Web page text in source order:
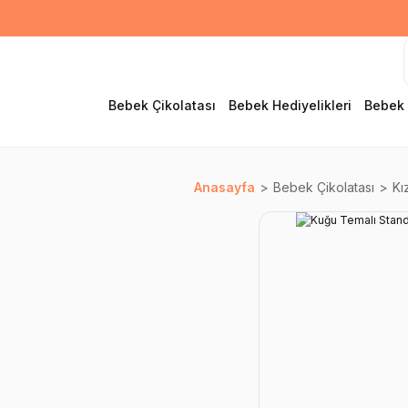
Bebek Çikolatası Bebek Hediyelikleri Bebek
Anasayfa Bebek Çikolatası